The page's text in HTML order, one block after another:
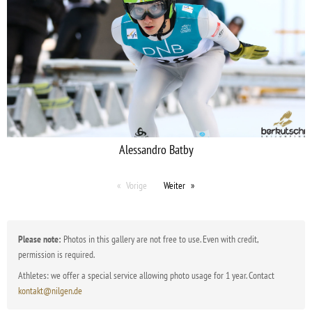
Alessandro Batby
Vorige Weiter
Please note: Photos in this gallery are not free to use. Even with credit,
permission is required.
Athletes: we offer a special service allowing photo usage for 1 year. Contact
kontakt@nilgen.de